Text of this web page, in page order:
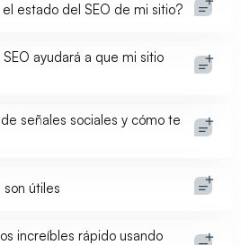
estado del SEO de mi sitio?
ayudará a que mi sitio
señales sociales y cómo te
útiles
increíbles rápido usando